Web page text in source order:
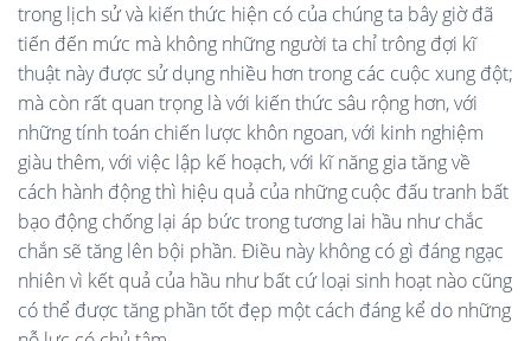
trong lịch sử và kiến thức hiện có của chúng ta bây giờ đã
tiến đến mức mà không những người ta chỉ trông đợi kĩ
thuật này được sử dụng nhiều hơn trong các cuộc xung đột;
mà còn rất quan trọng là với kiến thức sâu rộng hơn, với
những tính toán chiến lược khôn ngoan, với kinh nghiệm
giàu thêm, với việc lập kế hoạch, với kĩ năng gia tăng về
cách hành động thì hiệu quả của nhữngcuộc đấu tranh bất
bạo động chống lại áp bức trong tương lai hầu như chắc
chắn sẽ tăng lên bội phần. Điều này không có gì đáng ngạc
nhiên vì kết quả của hầu như bất cứ loại sinh hoạt nào cũng
có thể được tăng phần tốt đẹp một cách đáng kể do những